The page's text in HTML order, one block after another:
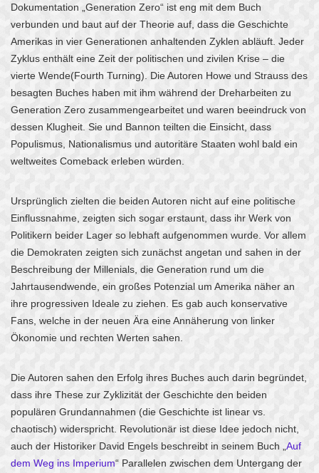
Dokumentation „Generation Zero“ ist eng mit dem Buch
verbunden und baut auf der Theorie auf, dass die Geschichte
Amerikas in vier Generationen anhaltenden Zyklen abläuft. Jeder
Zyklus enthält eine Zeit der politischen und zivilen Krise – die
vierte Wende(Fourth Turning). Die Autoren Howe und Strauss des
besagten Buches haben mit ihm während der Dreharbeiten zu
Generation Zero zusammengearbeitet und waren beeindruck von
dessen Klugheit. Sie und Bannon teilten die Einsicht, dass
Populismus, Nationalismus und autoritäre Staaten wohl bald ein
weltweites Comeback erleben würden.
Ursprünglich zielten die beiden Autoren nicht auf eine politische
Einflussnahme, zeigten sich sogar erstaunt, dass ihr Werk von
Politikern beider Lager so lebhaft aufgenommen wurde. Vor allem
die Demokraten zeigten sich zunächst angetan und sahen in der
Beschreibung der Millenials, die Generation rund um die
Jahrtausendwende, ein großes Potenzial um Amerika näher an
ihre progressiven Ideale zu ziehen. Es gab auch konservative
Fans, welche in der neuen Ära eine Annäherung von linker
Ökonomie und rechten Werten sahen.
Die Autoren sahen den Erfolg ihres Buches auch darin begründet,
dass ihre These zur Zyklizität der Geschichte den beiden
populären Grundannahmen (die Geschichte ist linear vs.
chaotisch) widerspricht. Revolutionär ist diese Idee jedoch nicht,
auch der Historiker David Engels beschreibt in seinem Buch „ Auf
dem Weg ins Imperium“ Parallelen zwischen dem Untergang der